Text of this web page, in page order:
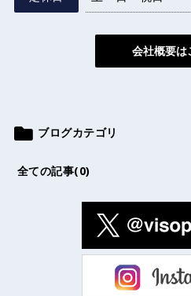
会社概要は
ブログカテゴリ
全ての記事(0)